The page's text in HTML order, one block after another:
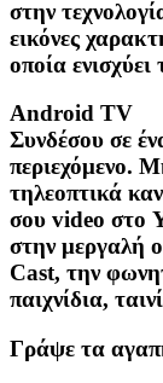
στην
εικόνες
οποία
Android TV
Συνδέσου σε
περιεχόμενο.
τηλεοπτικά
σου video στο
στην μεργαλή
Cast, την
παιχνίδια,
Γράψε τα